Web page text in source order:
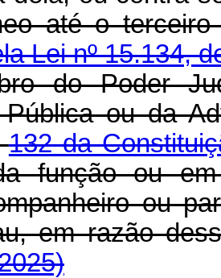
até o
Lei nº 15.134,
do Poder
Pública ou da
132 da
função ou
ou
em razão